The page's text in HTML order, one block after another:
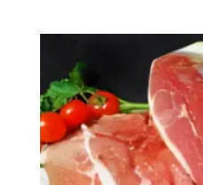
29,90€